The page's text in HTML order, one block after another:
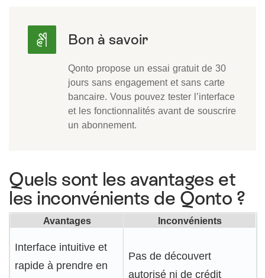
Qonto propose un essai gratuit de 30
jours sans engagement et sans carte
bancaire. Vous pouvez tester l’interface
et les fonctionnalités avant de souscrire
un abonnement.
Quels sont les avantages et
les inconvénients de Qonto ?
Avantages Inconvénients
Interface intuitive et
rapide à prendre en
Pas de découvert
autorisé ni de crédit